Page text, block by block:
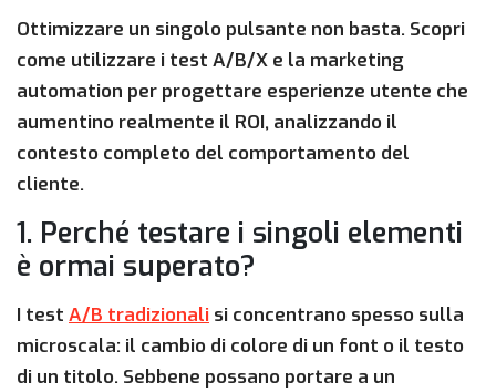
Ottimizzare un singolo pulsante non basta. Scopri
come utilizzare i test A/B/X e la marketing
automation per progettare esperienze utente che
aumentino realmente il ROI, analizzando il
contesto completo del comportamento del
cliente.
1. Perché testare i singoli elementi
è ormai superato?
I test A/B tradizionali si concentrano spesso sulla
microscala: il cambio di colore di un font o il testo
di un titolo. Sebbene possano portare a un